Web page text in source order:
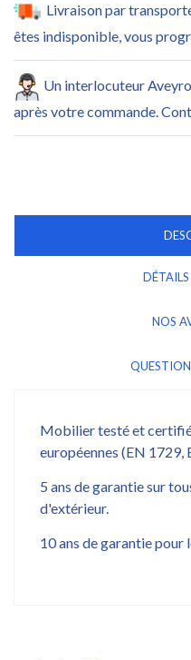
Livraison par
êtes indisponible, vous
Un interlocuteur
après votre commande.
NOS
Mobilier testé et certifié
européennes (EN 1729,
5 ans de garantie sur
d'extérieur.
10 ans de garantie pour